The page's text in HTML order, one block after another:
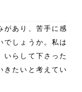
があり、苦手に感
でしょうか。私は
いらして下さった
きたいと考えてい